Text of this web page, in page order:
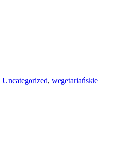
Uncategorized, wegetariańskie